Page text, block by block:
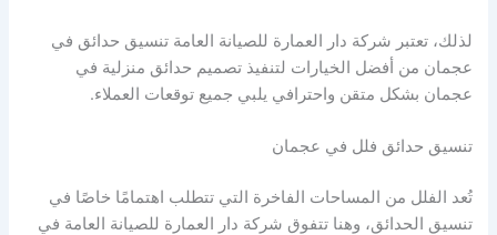
لذلك، تعتبر شركة دار العمارة للصيانة العامة تنسيق حدائق في
عجمان من أفضل الخيارات لتنفيذ تصميم حدائق منزلية في
عجمان بشكل متقن واحترافي يلبي جميع توقعات العملاء.
تنسيق حدائق فلل في عجمان
تُعد الفلل من المساحات الفاخرة التي تتطلب اهتمامًا خاصًا في
تنسيق الحدائق، وهنا تتفوق شركة دار العمارة للصيانة العامة في